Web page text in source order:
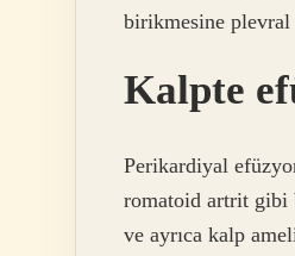
birikmesine plevral
Kalpte
Perikardiyal
romatoid artrit gibi
ve ayrıca kalp